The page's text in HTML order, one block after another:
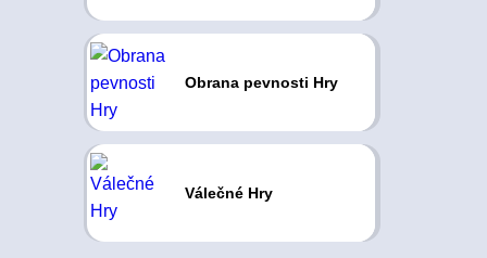
Obrana pevnosti Hry
Válečné Hry